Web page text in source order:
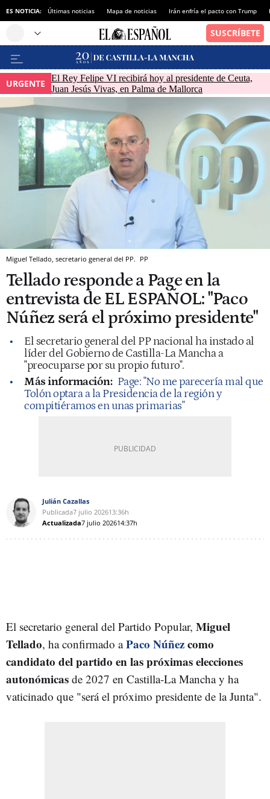
ES NOTICIA: Últimas noticias Mapa de noticias Irán enfría el pacto con Trump
URGENTE
El Rey Felipe VI recibirá hoy al presidente de Ceuta,
Juan Jesús Vivas, en Palma de Mallorca
Miguel Tellado, secretario general del PP. PP
Tellado responde a Page en la
entrevista de EL ESPAÑOL: "Paco
Núñez será el próximo presidente"
El secretario general del PP nacional ha instado al
líder del Gobierno de Castilla-La Mancha a
"preocuparse por su propio futuro".
Más información: Page: "No me parecería mal que
Tolón optara a la Presidencia de la región y
compitiéramos en unas primarias"
Julián Cazallas
Publicada7 julio 202613:36h
Actualizada7 julio 202614:37h
El secretario general del Partido Popular, Miguel
Tellado, ha confirmado aPaco Núñezcomo
candidato del partido en las próximas elecciones
autonómicas de 2027 en Castilla-La Mancha y ha
vaticinado que "será el próximo presidente de la Junta".